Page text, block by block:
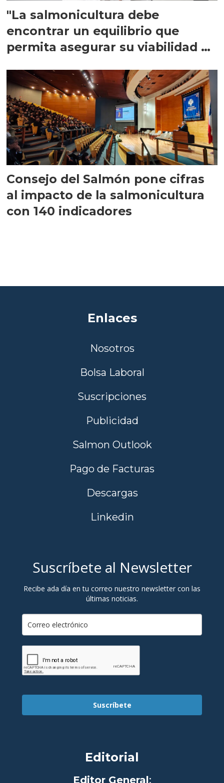
"La salmonicultura debe
encontrar un equilibrio que
permita asegurar su viabilidad de
Consejo del Salmón pone cifras
al impacto de la salmonicultura
con 140 indicadores
Enlaces
Nosotros
Bolsa Laboral
Suscripciones
Publicidad
Salmon Outlook
Pago de Facturas
Descargas
Linkedin
Suscríbete al Newsletter
Recibe ada día en tu correo nuestro newsletter con las
últimas noticias.
Suscríbete
Editorial
Editor General: